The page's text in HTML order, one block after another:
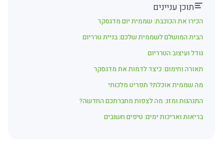
תוכן עניינים
הכירו את הכוכבת: שממית יום מדגסקר
הבית המושלם לשממית שלכם: בניית טרריום
גודל ועיצוב הטרריום
תאורה וחימום: כיצד לדמות את מדגסקר
מה שממית אוכלת? תפריט מלכותי
התנהגות ומזג: מה לצפות מחברתכם החדשה?
בריאות ואריכות ימים: טיפים חשובים